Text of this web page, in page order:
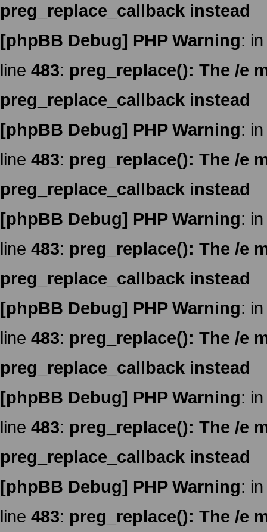
preg_replace_callback instead
[phpBB Debug] PHP Warning:
line 483: preg_replace(): The /e
preg_replace_callback instead
[phpBB Debug] PHP Warning:
line 483: preg_replace(): The /e
preg_replace_callback instead
[phpBB Debug] PHP Warning:
line 483: preg_replace(): The /e
preg_replace_callback instead
[phpBB Debug] PHP Warning:
line 483: preg_replace(): The /e
preg_replace_callback instead
[phpBB Debug] PHP Warning:
line 483: preg_replace(): The /e
preg_replace_callback instead
[phpBB Debug] PHP Warning:
line 483: preg_replace(): The /e